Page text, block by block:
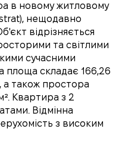
в новому житловому
нещодавно
відрізняється
та світлими
сучасними
площа складає 166,26
а також простора
Квартира з 2
Відмінна
з високим